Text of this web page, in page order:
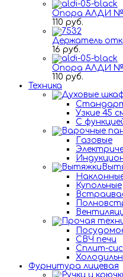
Опора АЛДИ
110 руб.
Держатель
16 руб.
Опора АЛДИ
110 руб.
Техника
Узкие 45
С
Газовые
Купольные
СВЧ печи
Сплит-
Фурнитура лицевая